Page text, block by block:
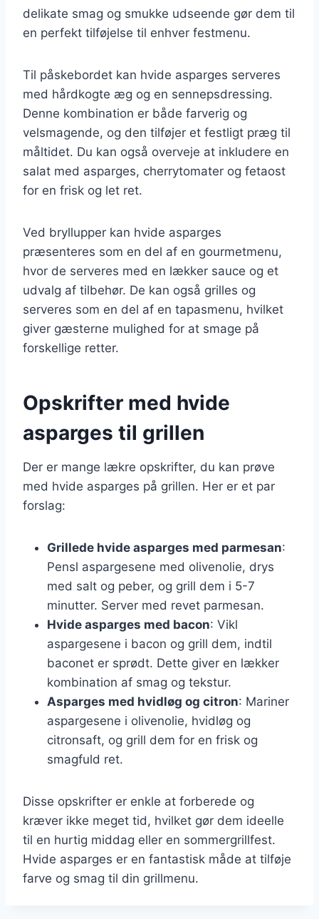
delikate smag og smukke udseende gør dem til
en perfekt tilføjelse til enhver festmenu.
Til påskebordet kan hvide asparges serveres
med hårdkogte æg og en sennepsdressing.
Denne kombination er både farverig og
velsmagende, og den tilføjer et festligt præg til
måltidet. Du kan også overveje at inkludere en
salat med asparges, cherrytomater og fetaost
for en frisk og let ret.
Ved bryllupper kan hvide asparges
præsenteres som en del af en gourmetmenu,
hvor de serveres med en lækker sauce og et
udvalg af tilbehør. De kan også grilles og
serveres som en del af en tapasmenu, hvilket
giver gæsterne mulighed for at smage på
forskellige retter.
Opskrifter med hvide
asparges til grillen
Der er mange lækre opskrifter, du kan prøve
med hvide asparges på grillen. Her er et par
forslag:
Grillede hvide asparges med parmesan:
Pensl aspargesene med olivenolie, drys
med salt og peber, og grill dem i 5-7
minutter. Server med revet parmesan.
Hvide asparges med bacon: Vikl
aspargesene i bacon og grill dem, indtil
baconet er sprødt. Dette giver en lækker
kombination af smag og tekstur.
Asparges med hvidløg og citron: Mariner
aspargesene i olivenolie, hvidløg og
citronsaft, og grill dem for en frisk og
smagfuld ret.
Disse opskrifter er enkle at forberede og
kræver ikke meget tid, hvilket gør dem ideelle
til en hurtig middag eller en sommergrillfest.
Hvide asparges er en fantastisk måde at tilføje
farve og smag til din grillmenu.